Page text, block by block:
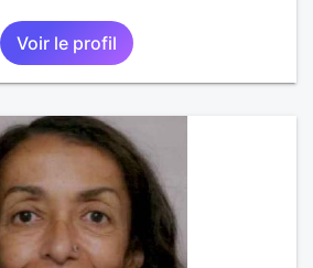
Voir le profil